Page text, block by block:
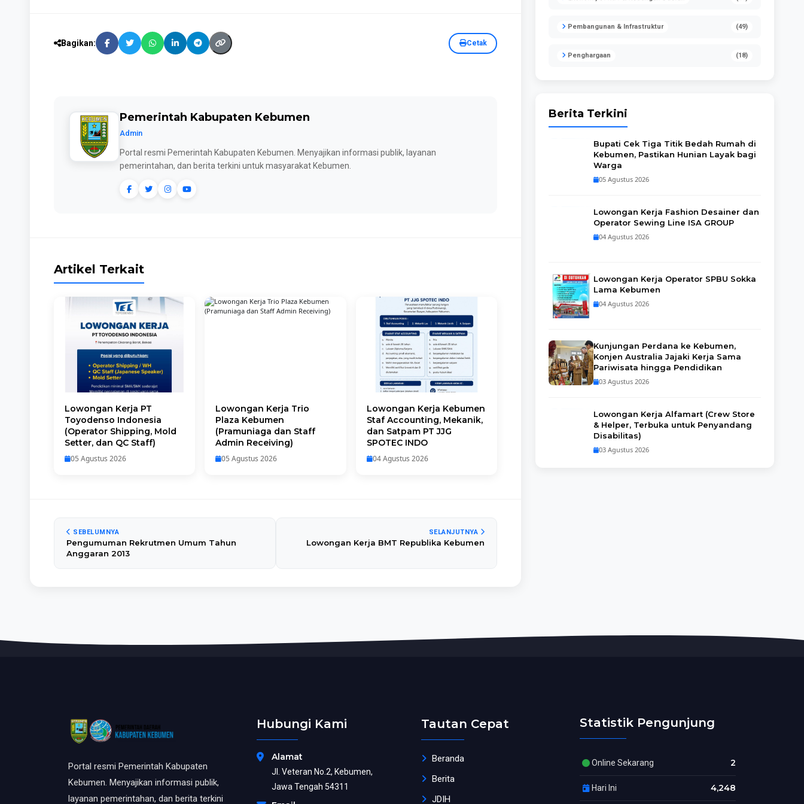
Bagikan: Cetak
Pemerintah Kabupaten Kebumen
Admin
Portal resmi Pemerintah Kabupaten Kebumen. Menyajikan informasi publik, layanan
pemerintahan, dan berita terkini untuk masyarakat Kebumen.
Artikel Terkait
Lowongan Kerja PT
Toyodenso Indonesia
(Operator Shipping, Mold
Setter, dan QC Staff)
05 Agustus 2026
Lowongan Kerja Trio
Plaza Kebumen
(Pramuniaga dan Staff
Admin Receiving)
05 Agustus 2026
Lowongan Kerja Kebumen
Staf Accounting, Mekanik,
dan Satpam PT JJG
SPOTEC INDO
04 Agustus 2026
SEBELUMNYA
Pengumuman Rekrutmen Umum Tahun
Anggaran 2013
SELANJUTNYA
Lowongan Kerja BMT Republika Kebumen
Pembangunan & Infrastruktur (49)
Penghargaan (18)
Berita Terkini
Bupati Cek Tiga Titik Bedah Rumah di
Kebumen, Pastikan Hunian Layak bagi
Warga
05 Agustus 2026
Lowongan Kerja Fashion Desainer dan
Operator Sewing Line ISA GROUP
04 Agustus 2026
Lowongan Kerja Operator SPBU Sokka
Lama Kebumen
04 Agustus 2026
Kunjungan Perdana ke Kebumen,
Konjen Australia Jajaki Kerja Sama
Pariwisata hingga Pendidikan
03 Agustus 2026
Lowongan Kerja Alfamart (Crew Store
& Helper, Terbuka untuk Penyandang
Disabilitas)
03 Agustus 2026
Portal resmi Pemerintah Kabupaten
Kebumen. Menyajikan informasi publik,
layanan pemerintahan, dan berita terkini
Hubungi Kami
Alamat
Jl. Veteran No.2, Kebumen,
Jawa Tengah 54311
Tautan Cepat
Beranda
Berita
JDIH
Statistik Pengunjung
Online Sekarang 2
Hari Ini 4,248